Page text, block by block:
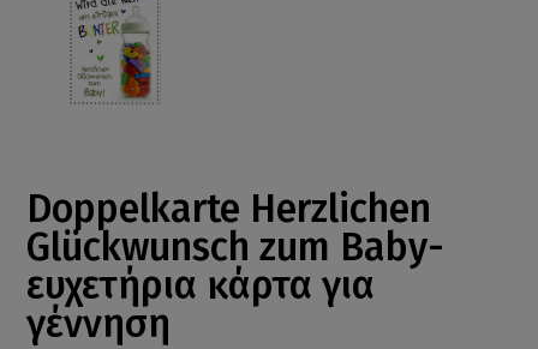
Doppelkarte Herzlichen
Glückwunsch zum Baby-
ευχετήρια κάρτα για
γέννηση